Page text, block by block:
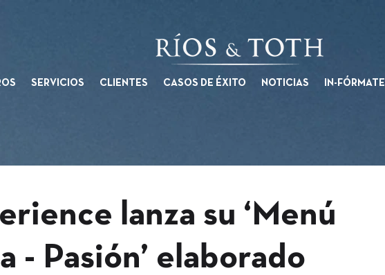
SERVICIOS CLIENTES CASOS DE ÉXITO NOTICIAS IN-FÓRMATE
lanza su ‘Menú
- Pasión’ elaborado